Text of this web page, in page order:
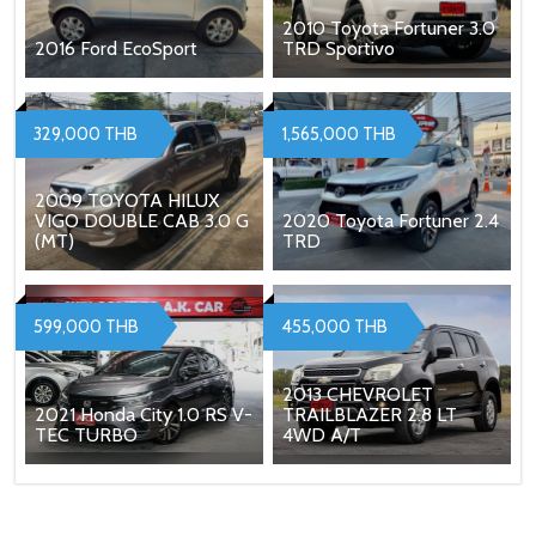
2016 Ford EcoSport
2010 Toyota Fortuner 3.0
TRD Sportivo
2009 TOYOTA HILUX
VIGO DOUBLE CAB 3.0 G
(MT)
329,000 THB
2020 Toyota Fortuner 2.4
TRD
1,565,000 THB
2021 Honda City 1.0 RS V-
TEC TURBO
599,000 THB
2013 CHEVROLET
TRAILBLAZER 2.8 LT
4WD A/T
455,000 THB